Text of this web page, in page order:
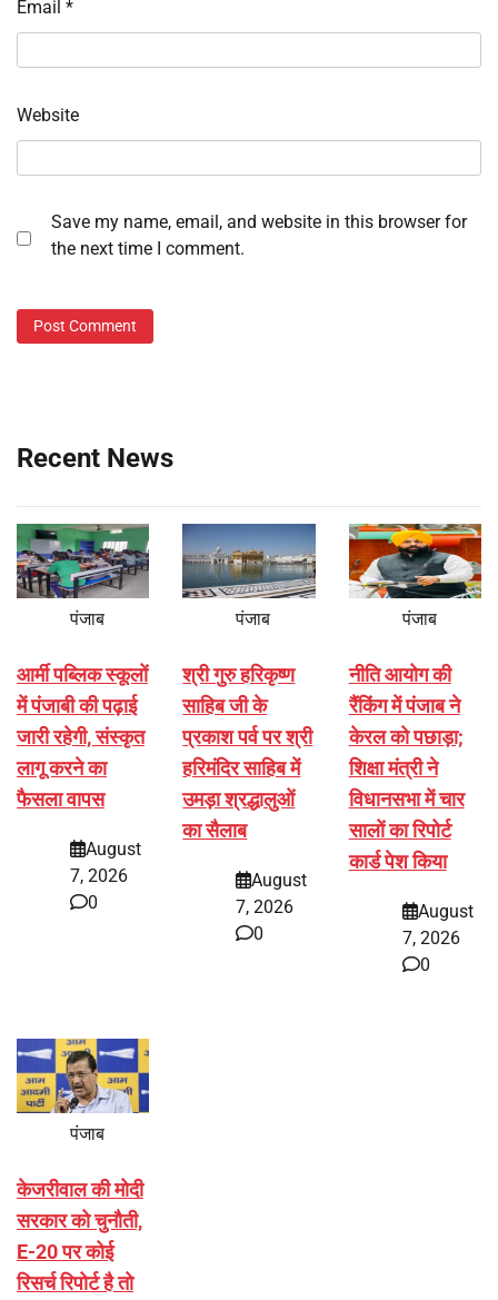
Email *
Website
Save my name, email, and website in this browser for
the next time I comment.
Recent News
पंजाब
आर्मी पब्लिक स्कूलों
में पंजाबी की पढ़ाई
जारी रहेगी, संस्कृत
लागू करने का
फैसला वापस
August
7, 2026
0
पंजाब
श्री गुरु हरिकृष्ण
साहिब जी के
प्रकाश पर्व पर श्री
हरिमंदिर साहिब में
उमड़ा श्रद्धालुओं
का सैलाब
August
7, 2026
0
पंजाब
नीति आयोग की
रैंकिंग में पंजाब ने
केरल को पछाड़ा;
शिक्षा मंत्री ने
विधानसभा में चार
सालों का रिपोर्ट
कार्ड पेश किया
August
7, 2026
0
पंजाब
केजरीवाल की मोदी
सरकार को चुनौती,
E-20 पर कोई
रिसर्च रिपोर्ट है तो